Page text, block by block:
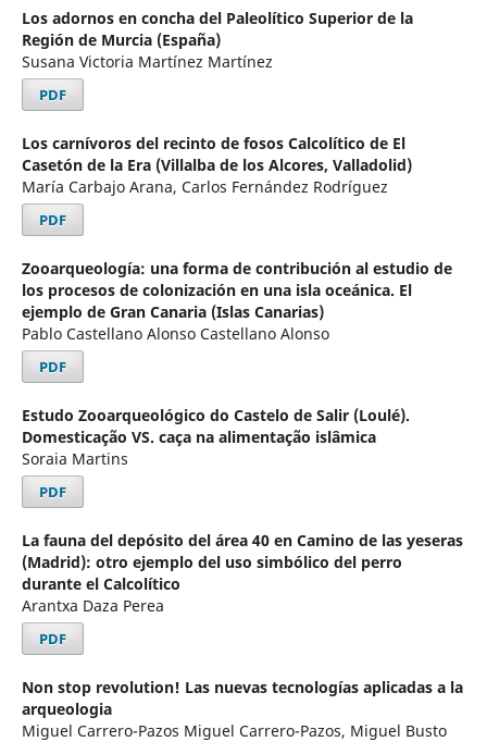
Los adornos en concha del Paleolítico Superior de la
Región de Murcia (España)
Susana Victoria Martínez Martínez
PDF
Los carnívoros del recinto de fosos Calcolítico de El
Casetón de la Era (Villalba de los Alcores, Valladolid)
María Carbajo Arana, Carlos Fernández Rodríguez
PDF
Zooarqueología: una forma de contribución al estudio de
los procesos de colonización en una isla oceánica. El
ejemplo de Gran Canaria (Islas Canarias)
Pablo Castellano Alonso Castellano Alonso
PDF
Estudo Zooarqueológico do Castelo de Salir (Loulé).
Domesticação VS. caça na alimentação islâmica
Soraia Martins
PDF
La fauna del depósito del área 40 en Camino de las yeseras
(Madrid): otro ejemplo del uso simbólico del perro
durante el Calcolítico
Arantxa Daza Perea
PDF
Non stop revolution! Las nuevas tecnologías aplicadas a la
arqueologia
Miguel Carrero-Pazos Miguel Carrero-Pazos, Miguel Busto